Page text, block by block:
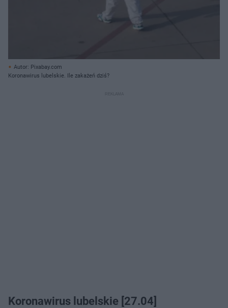
Autor: Pixabay.com
Koronawirus lubelskie. Ile zakażeń dziś?
Koronawirus lubelskie [27.04]